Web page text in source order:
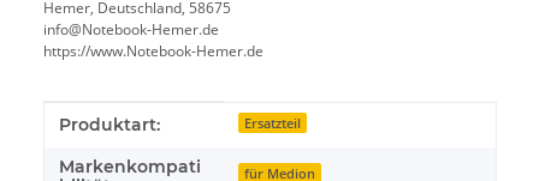
Hemer, Deutschland, 58675
info@Notebook-Hemer.de
https://www.Notebook-Hemer.de
Produkteigenschaft
Wert
Produktart: Ersatzteil
Markenkompati
für Medion